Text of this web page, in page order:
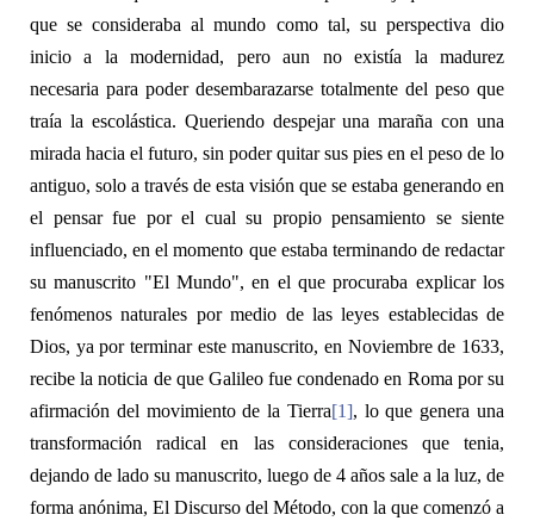
que se consideraba al mundo como tal, su perspectiva dio
inicio a la modernidad, pero aun no existía la madurez
necesaria para poder desembarazarse totalmente del peso que
traía la escolástica. Queriendo despejar una maraña con una
mirada hacia el futuro, sin poder quitar sus pies en el peso de lo
antiguo, solo a través de esta visión que se estaba generando en
el pensar fue por el cual su propio pensamiento se siente
influenciado, en el momento que estaba terminando de redactar
su manuscrito "El Mundo", en el que procuraba explicar los
fenómenos naturales por medio de las leyes establecidas de
Dios, ya por terminar este manuscrito, en Noviembre de 1633,
recibe la noticia de que Galileo fue condenado en Roma por su
afirmación del movimiento de la Tierra[1], lo que genera una
transformación radical en las consideraciones que tenia,
dejando de lado su manuscrito, luego de 4 años sale a la luz, de
forma anónima, El Discurso del Método, con la que comenzó a